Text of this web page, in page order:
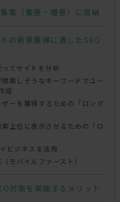
客（集患・増患）に直結
の新患獲得に適したSEO
ってサイトを分析
検索しそうなキーワードでユー
成
ザーを獲得するための「ロング
索上位に表示させるための「ロ
ビジネスを活用
モバイルファースト）
対策を実施するメリット